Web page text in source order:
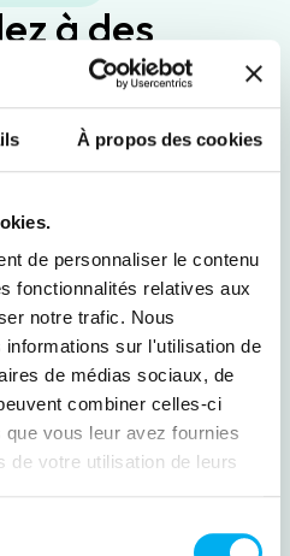
À propos des cookies
de personnaliser le contenu
fonctionnalités relatives aux
notre trafic. Nous
informations sur l'utilisation de
de médias sociaux, de
combiner celles-ci
vous leur avez fournies
de votre utilisation de leurs
à des
complètes
du
pour guider vos
Compliance